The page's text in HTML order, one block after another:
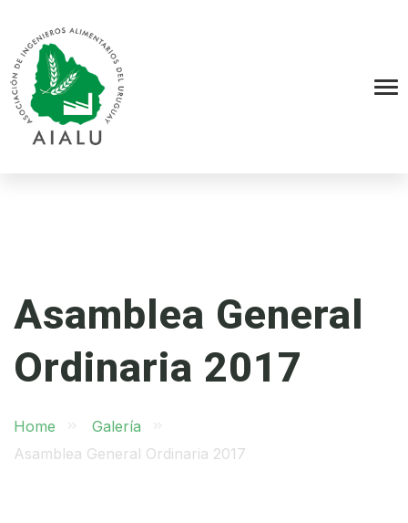
Asamblea General
Ordinaria 2017
Home
Galería
Asamblea General Ordinaria 2017